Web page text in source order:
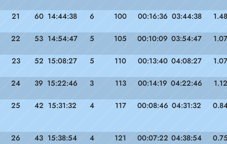
21 60 14:44:38 6 100 00:16:36 03:44:38 1.48
22 53 14:54:47 5 105 00:10:09 03:54:47 1.07
23 52 15:08:27 5 110 00:13:40 04:08:27 1.07
24 39 15:22:46 3 113 00:14:19 04:22:46 1.12
25 42 15:31:32 4 117 00:08:46 04:31:32
26 43 15:38:54 4 121 00:07:22 04:38:54